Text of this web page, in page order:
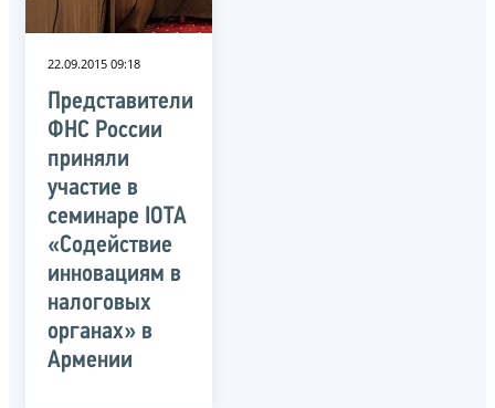
22.09.2015 09:18
Представители
ФНС России
приняли
участие в
семинаре IOTA
«Содействие
инновациям в
налоговых
органах» в
Армении